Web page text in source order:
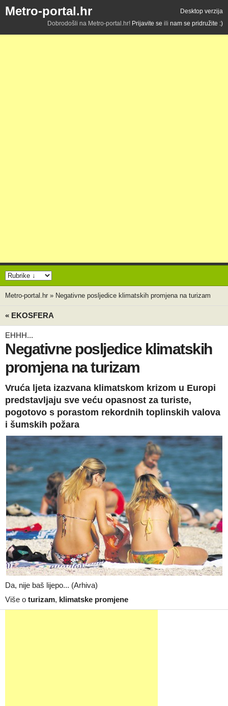
Metro-portal.hr
Desktop verzija
Dobrodošli na Metro-portal.hr! Prijavite se ili nam se pridružite :)
Metro-portal.hr » Negativne posljedice klimatskih promjena na turizam
« EKOSFERA
EHHH...
Negativne posljedice klimatskih
promjena na turizam
Vruća ljeta izazvana klimatskom krizom u Europi
predstavljaju sve veću opasnost za turiste,
pogotovo s porastom rekordnih toplinskih valova
i šumskih požara
Da, nije baš lijepo... (Arhiva)
Više o turizam, klimatske promjene